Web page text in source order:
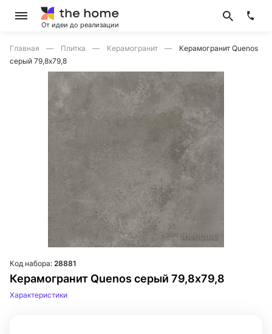
От идеи до реализации
Главная Плитка Керамогранит
Керамогранит Quenos
серый 79,8x79,8
Керамогранит Quenos серый 79,8x79,8
Код набора: 28881
Характеристики